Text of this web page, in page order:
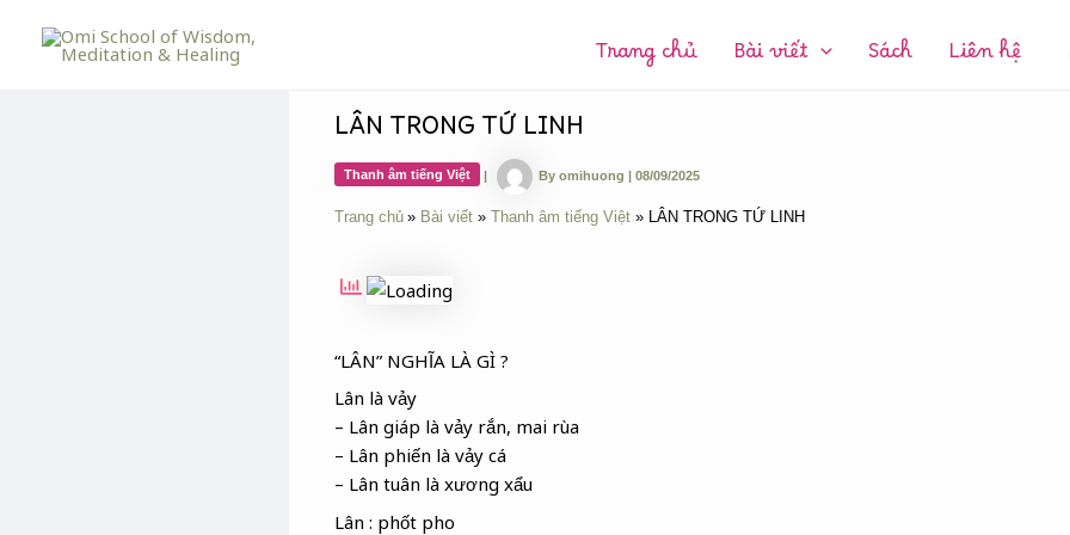
Trang chủ Bài viết Sách Liên hệ
LÂN TRONG TỨ LINH
Thanh âm tiếng Việt | By omihuong | 08/09/2025
Trang chủ Bài viết Thanh âm tiếng Việt LÂN TRONG TỨ LINH
“LÂN” NGHĨA LÀ GÌ ?
Lân là vảy
– Lân giáp là vảy rắn, mai rùa
– Lân phiến là vảy cá
– Lân tuân là xương xẩu
Lân : phốt pho